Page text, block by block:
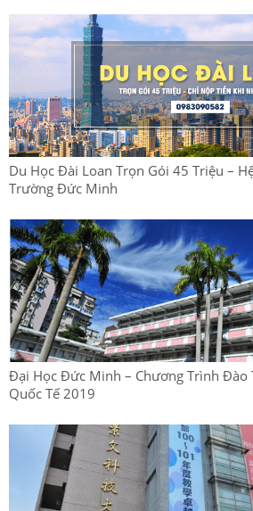
Du Học Đài Loan Trọn Gói 45 Triệu –
Trường Đức Minh
Đại Học Đức Minh – Chương Trình Đào
Quốc Tế 2019